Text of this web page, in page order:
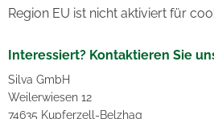
Region EU ist nicht aktiviert für
Interessiert? Kontaktieren Sie
Silva GmbH
Weilerwiesen 12
74635 Kupferzell-Belzhag